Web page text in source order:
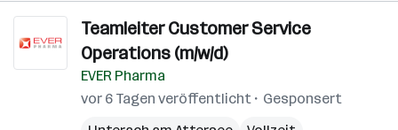
Teamleiter Customer Service
Operations (m/w/d)
EVER Pharma
vor 6 Tagen veröffentlicht
Gesponsert